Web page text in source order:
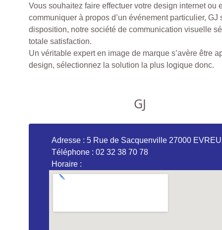
Vous souhaitez faire effectuer votre design internet ou
communiquer à propos d’un événement particulier, GJ
disposition, notre société de communication visuelle
totale satisfaction.
Un véritable expert en image de marque s’avère être
design, sélectionnez la solution la plus logique donc.
GJ
Adresse : 5 Rue de Sacquenville 27000
Téléphone : 02 32 38 70 78
Horaire :